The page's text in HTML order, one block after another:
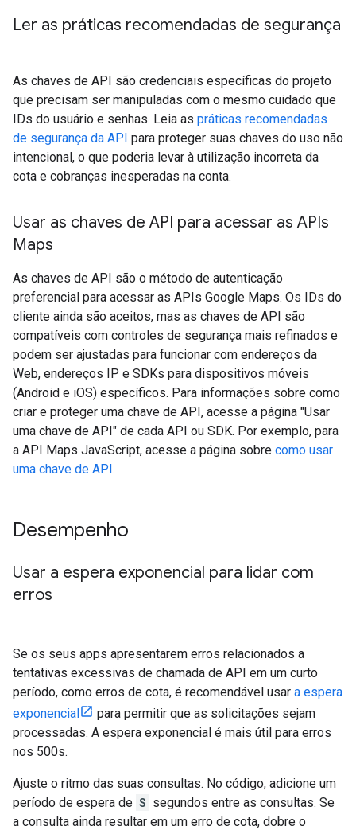
Ler as práticas recomendadas de segurança
As chaves de API são credenciais específicas do projeto
que precisam ser manipuladas com o mesmo cuidado que
IDs do usuário e senhas. Leia as práticas recomendadas
de segurança da API para proteger suas chaves do uso não
intencional, o que poderia levar à utilização incorreta da
cota e cobranças inesperadas na conta.
Usar as chaves de API para acessar as APIs
Maps
As chaves de API são o método de autenticação
preferencial para acessar as APIs Google Maps. Os IDs do
cliente ainda são aceitos, mas as chaves de API são
compatíveis com controles de segurança mais refinados e
podem ser ajustadas para funcionar com endereços da
Web, endereços IP e SDKs para dispositivos móveis
(Android e iOS) específicos. Para informações sobre como
criar e proteger uma chave de API, acesse a página "Usar
uma chave de API" de cada API ou SDK. Por exemplo, para
a API Maps JavaScript, acesse a página sobre como usar
uma chave de API.
Desempenho
Usar a espera exponencial para lidar com
erros
Se os seus apps apresentarem erros relacionados a
tentativas excessivas de chamada de API em um curto
período, como erros de cota, é recomendável usar a espera
exponencial
para permitir que as solicitações sejam
processadas. A espera exponencial é mais útil para erros
nos 500s.
Ajuste o ritmo das suas consultas. No código, adicione um
período de espera de S segundos entre as consultas. Se
a consulta ainda resultar em um erro de cota, dobre o